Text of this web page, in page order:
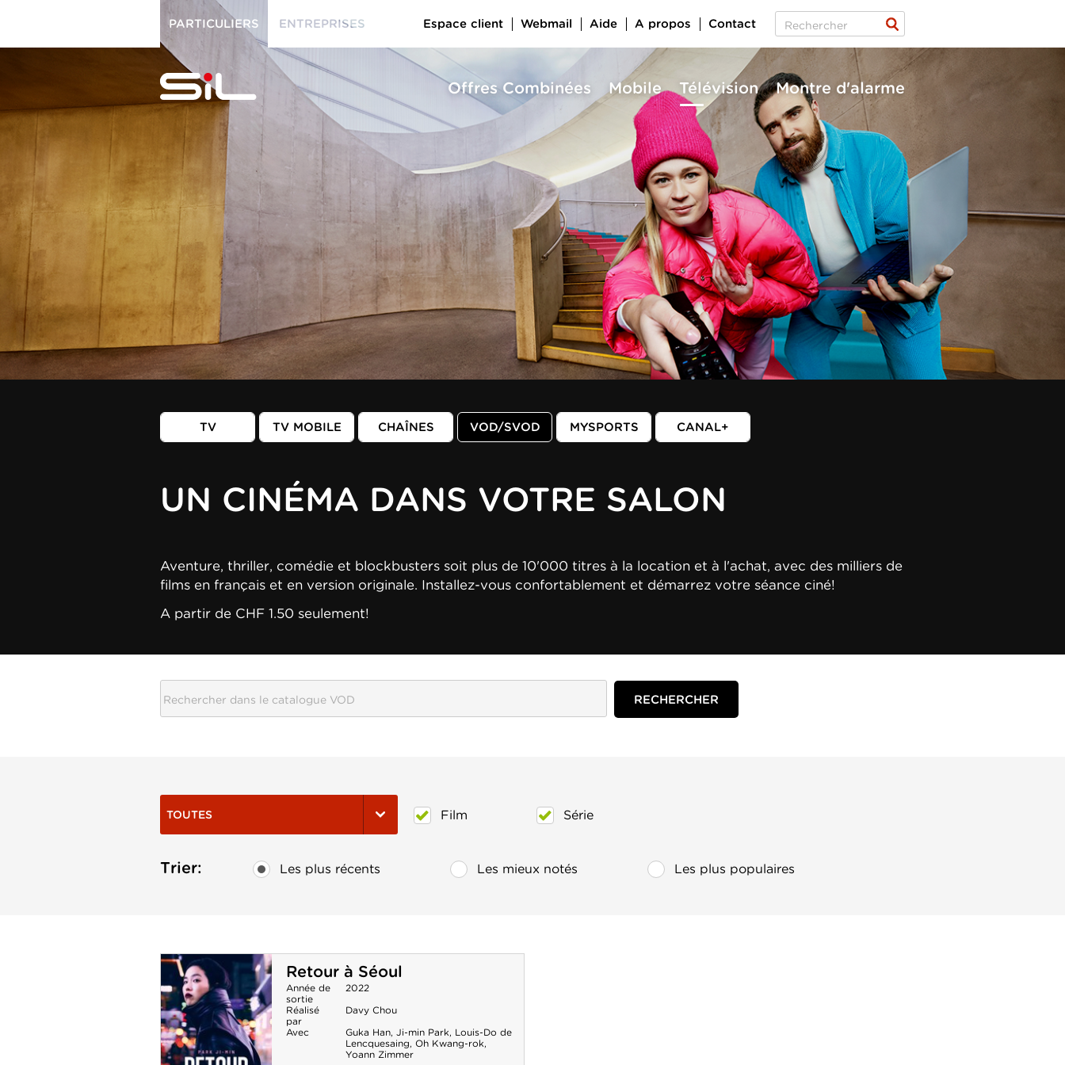
SiL
multimédia
TV TV MOBILE CHAÎNES VOD/SVOD MYSPORTS CANAL+
UN CINÉMA DANS VOTRE SALON
Aventure, thriller, comédie et blockbusters soit plus de 10'000 titres à la location et à l'achat, avec des milliers de
films en français et en version originale. Installez-vous confortablement et démarrez votre séance ciné!
A partir de CHF 1.50 seulement!
TOUTES Film Série
Trier: Les plus récents Les mieux notés Les plus populaires
Retour à Séoul
Année de
sortie
2022
Réalisé
par
Davy Chou
Avec
Guka Han, Ji-min Park, Louis-Do de
Lencquesaing, Oh Kwang-rok,
Yoann Zimmer
PARTICULIERS
PARTICULIERS
Offres Combinées Mobile Télévision Montre d'alarme
ENTREPRISES
ENTREPRISES
Espace client Webmail Aide A propos Contact